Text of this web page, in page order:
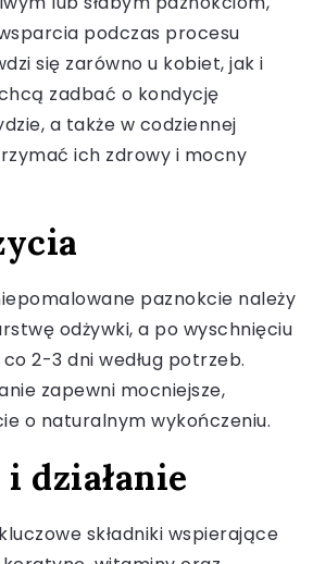
podczas procesu
się zarówno u kobiet, jak i
zadbać o kondycję
a także w codziennej
ich zdrowy i mocny
paznokcie należy
odżywki, a po wyschnięciu
2-3 dni według potrzeb.
zapewni mocniejsze,
o naturalnym wykończeniu.
działanie
składniki wspierające